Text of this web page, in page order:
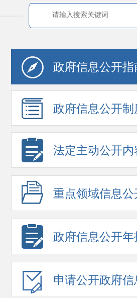
政府信息公开指
政府信息公开制
法定主动公开内
重点领域信息公
政府信息公开年
申请公开政府信